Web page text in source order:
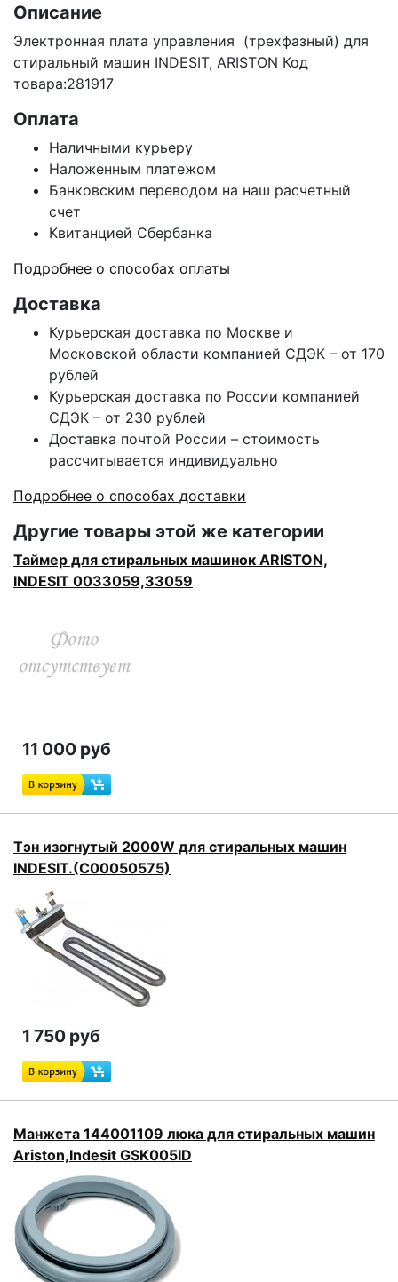
Описание
Электронная плата управления (трехфазный) для
стиральный машин INDESIT, ARISTON Код
товара:281917
Оплата
Наличными курьеру
Наложенным платежом
Банковским переводом на наш расчетный
счет
Квитанцией Сбербанка
Подробнее о способах оплаты
Доставка
Курьерская доставка по Москве и
Московской области компанией СДЭК – от 170
рублей
Курьерская доставка по России компанией
СДЭК – от 230 рублей
Доставка почтой России – стоимость
рассчитывается индивидуально
Подробнее о способах доставки
Другие товары этой же категории
Таймер для стиральных машинок ARISTON,
INDESIT 0033059,33059
11 000 руб
Тэн изогнутый 2000W для стиральных машин
INDESIT.(C00050575)
1 750 руб
Манжета 144001109 люка для стиральных машин
Ariston,Indesit GSK005ID